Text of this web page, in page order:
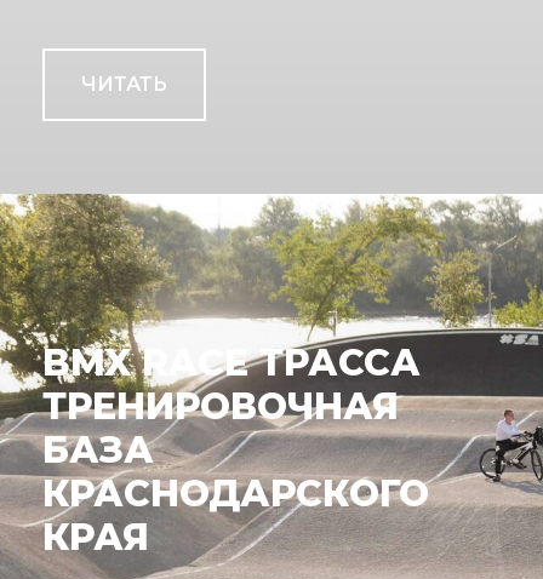
ЧИТАТЬ
BMX RACE ТРАССА
ТРЕНИРОВОЧНАЯ
БАЗА
КРАСНОДАРСКОГО
КРАЯ